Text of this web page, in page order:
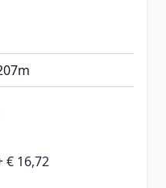
€ 16,72